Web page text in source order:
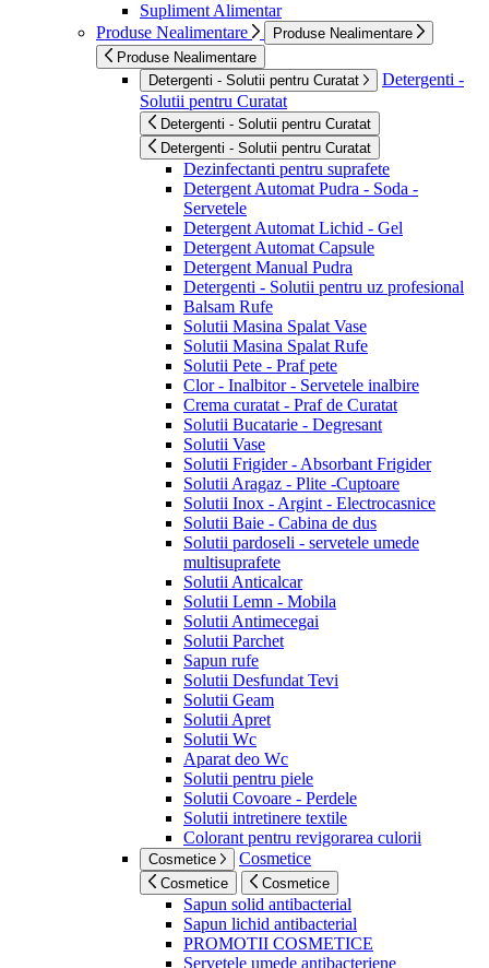
Supliment Alimentar
Produse Nealimentare
Produse Nealimentare
Produse Nealimentare
Detergenti - Solutii pentru Curatat
Detergenti -
Solutii pentru Curatat
Detergenti - Solutii pentru Curatat
Detergenti - Solutii pentru Curatat
Dezinfectanti pentru suprafete
Detergent Automat Pudra - Soda -
Servetele
Detergent Automat Lichid - Gel
Detergent Automat Capsule
Detergent Manual Pudra
Detergenti - Solutii pentru uz profesional
Balsam Rufe
Solutii Masina Spalat Vase
Solutii Masina Spalat Rufe
Solutii Pete - Praf pete
Clor - Inalbitor - Servetele inalbire
Crema curatat - Praf de Curatat
Solutii Bucatarie - Degresant
Solutii Vase
Solutii Frigider - Absorbant Frigider
Solutii Aragaz - Plite -Cuptoare
Solutii Inox - Argint - Electrocasnice
Solutii Baie - Cabina de dus
Solutii pardoseli - servetele umede
multisuprafete
Solutii Anticalcar
Solutii Lemn - Mobila
Solutii Antimecegai
Solutii Parchet
Sapun rufe
Solutii Desfundat Tevi
Solutii Geam
Solutii Apret
Solutii Wc
Aparat deo Wc
Solutii pentru piele
Solutii Covoare - Perdele
Solutii intretinere textile
Colorant pentru revigorarea culorii
Cosmetice Cosmetice
Cosmetice Cosmetice
Sapun solid antibacterial
Sapun lichid antibacterial
PROMOTII COSMETICE
Servetele umede antibacteriene